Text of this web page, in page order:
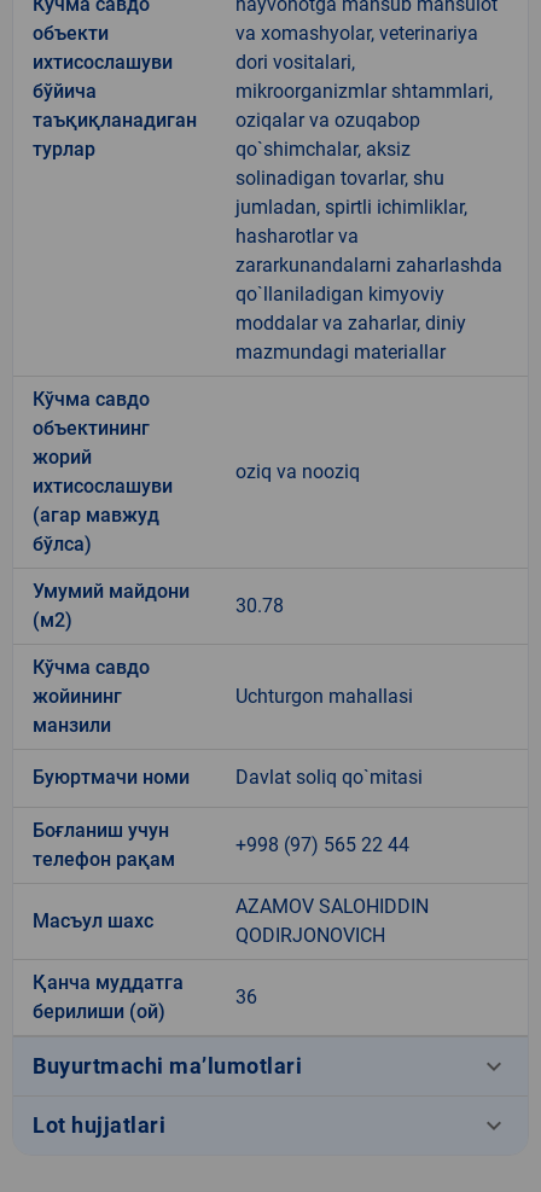
объекти
ихтисослашуви
бўйича
таъқиқланадиган
турлар
va xomashyolar, veterinariya
dori vositalari,
mikroorganizmlar shtammlari,
oziqalar va ozuqabop
qo`shimchalar, aksiz
solinadigan tovarlar, shu
jumladan, spirtli ichimliklar,
hasharotlar va
zararkunandalarni zaharlashda
qo`llaniladigan kimyoviy
moddalar va zaharlar, diniy
mazmundagi materiallar
Кўчма савдо
объектининг
жорий
ихтисослашуви
(агар мавжуд
бўлса)
oziq va nooziq
Умумий майдони
(м2)
30.78
Кўчма савдо
жойининг
манзили
Uchturgon mahallasi
Буюртмачи номи Davlat soliq qo`mitasi
Боғланиш учун
телефон рақам
+998 (97) 565 22 44
Масъул шахс
AZAMOV SALOHIDDIN
QODIRJONOVICH
Қанча муддатга
берилиши (ой)
36
Buyurtmachi ma’lumotlari keyboard_arrow_down
Lot hujjatlari keyboard_arrow_down